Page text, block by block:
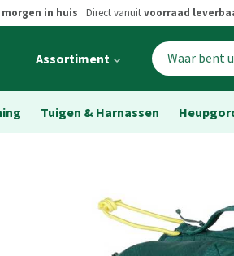
morgen in huis Direct vanuitvoorraad
Open
menu
Assortiment
Tuigen & Harnassen